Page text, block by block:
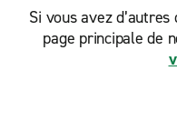
Si vous avez
page principale de